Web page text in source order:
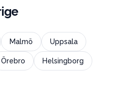
Malmö Uppsala
Örebro Helsingborg